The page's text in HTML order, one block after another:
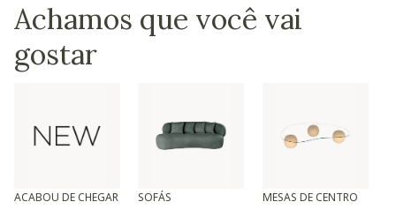
Achamos que você vai
gostar
ACABOU DE CHEGAR SOFÁS MESAS DE CENTRO